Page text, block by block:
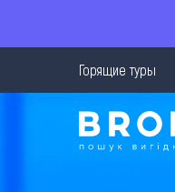
Горящие туры